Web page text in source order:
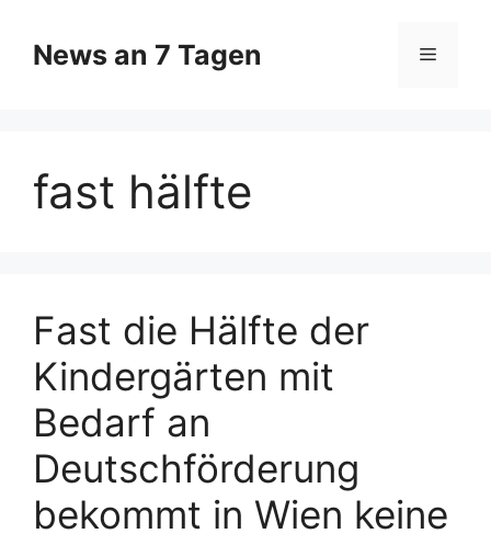
Inhalt
springen
News an 7 Tagen Menü
fast hälfte
Fast die Hälfte der
Kindergärten mit
Bedarf an
Deutschförderung
bekommt in Wien keine